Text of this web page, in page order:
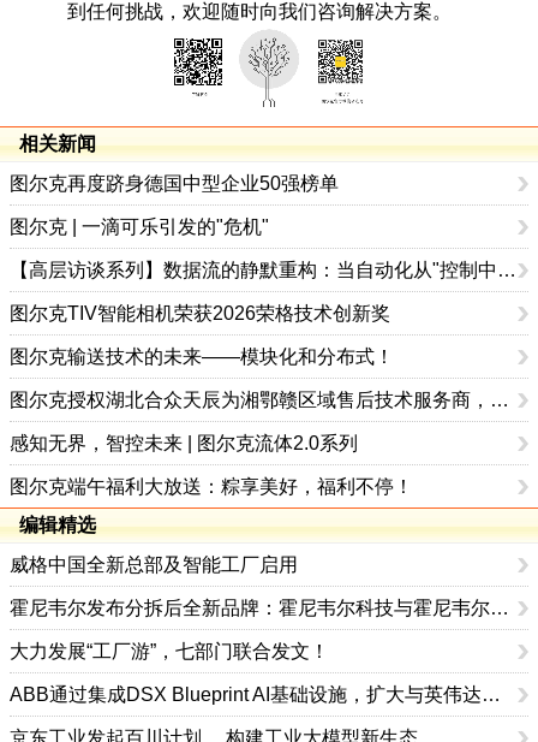
到任何挑战，欢迎随时向我们咨询解决方案。
相关新闻
图尔克再度跻身德国中型企业50强榜单
图尔克 | 一滴可乐引发的"危机"
【高层访谈系列】数据流的静默重构：当自动化从"控制中心"走向"数据网络"——图尔克接受中国工控网专访
图尔克TIV智能相机荣获2026荣格技术创新奖
图尔克输送技术的未来——模块化和分布式！
图尔克授权湖北合众天辰为湘鄂赣区域售后技术服务商，开启本地化服务新模式
感知无界，智控未来 | 图尔克流体2.0系列
图尔克端午福利大放送：粽享美好，福利不停！
编辑精选
威格中国全新总部及智能工厂启用
霍尼韦尔发布分拆后全新品牌：霍尼韦尔科技与霍尼韦尔航空航天
大力发展“工厂游”，七部门联合发文！
ABB通过集成DSX Blueprint AI基础设施，扩大与英伟达的合作
京东工业发起百川计划， 构建工业大模型新生态